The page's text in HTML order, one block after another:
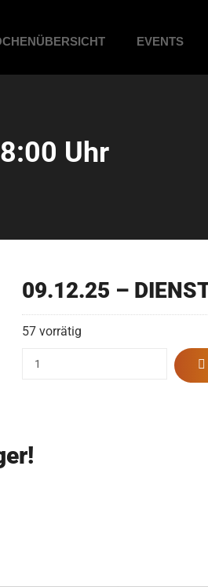
EVENTS
Uhr
09.12.25 –
57 vorrätig